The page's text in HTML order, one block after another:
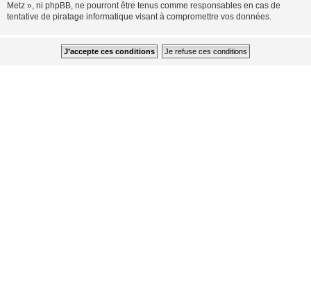
Metz », ni phpBB, ne pourront être tenus comme responsables en cas de
tentative de piratage informatique visant à compromettre vos données.